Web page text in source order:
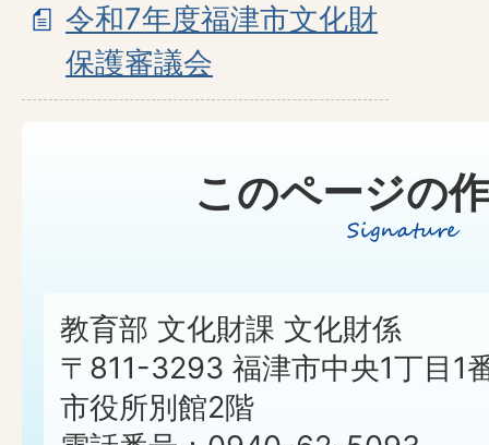
令和7年度福津市文化財
保護審議会
このページの
教育部 文化財課 文化財係
〒811-3293 福津市中央1丁目1
市役所別館2階